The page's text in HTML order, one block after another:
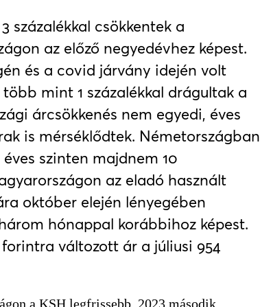
százalékkal csökkentek a
az előző negyedévhez képest.
és a covid járvány idején volt
mint 1 százalékkal drágultak a
árcsökkenés nem egyedi, éves
is mérséklődtek. Németországban
szinten majdnem 10
az eladó használt
október elején lényegében
hónappal korábbihoz képest.
változott ár a júliusi 954
a KSH legfrissebb, 2023 második